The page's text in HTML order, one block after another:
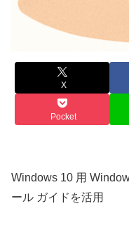
X
Pocket
Windows 10 用
ール ガイドを活用